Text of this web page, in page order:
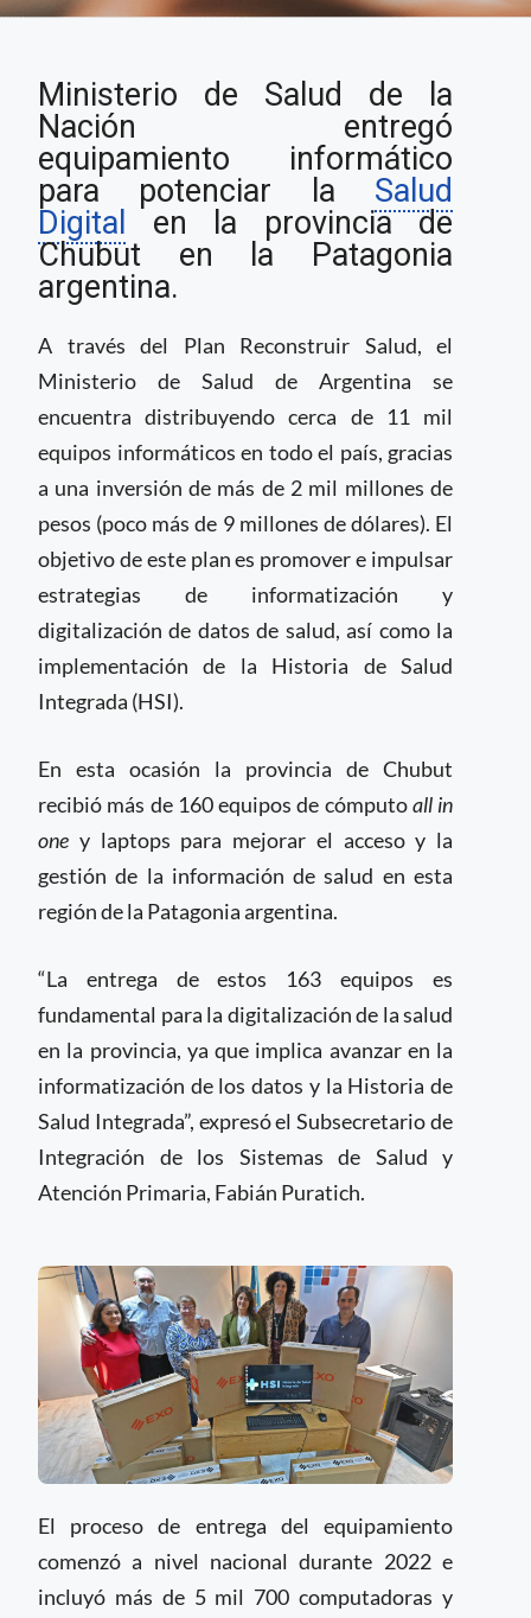
entrega equipo para
impulsar Salud Digital
en la Patagonia
Ministerio de Salud de la
Nación entregó
equipamiento informático
para potenciar la Salud
Digital
en la provincia de
Chubut en la Patagonia
argentina.
A través del Plan Reconstruir Salud, el
Ministerio de Salud de Argentina se
encuentra distribuyendo cerca de 11 mil
equipos informáticos en todo el país, gracias
a una inversión de más de 2 mil millones de
pesos (poco más de 9 millones de dólares). El
objetivo de este plan es promover e impulsar
estrategias de informatización y
digitalización de datos de salud, así como la
implementación de la Historia de Salud
Integrada (HSI).
En esta ocasión la provincia de Chubut
recibió más de 160 equipos de cómputoall in
one y laptops para mejorar el acceso y la
gestión de la información de salud en esta
región de la Patagonia argentina.
“La entrega de estos 163 equipos es
fundamental para la digitalización de la salud
en la provincia, ya que implica avanzar en la
informatización de los datos y la Historia de
Salud Integrada”, expresó el Subsecretario de
Integración de los Sistemas de Salud y
Atención Primaria, Fabián Puratich.
El proceso de entrega del equipamiento
comenzó a nivel nacional durante 2022 e
incluyó más de 5 mil 700 computadoras y